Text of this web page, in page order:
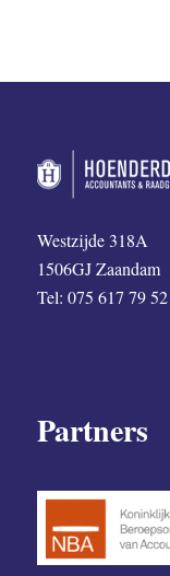
Westzijde 318A
1506GJ Zaandam
Tel: 075 617 79 52
Partners